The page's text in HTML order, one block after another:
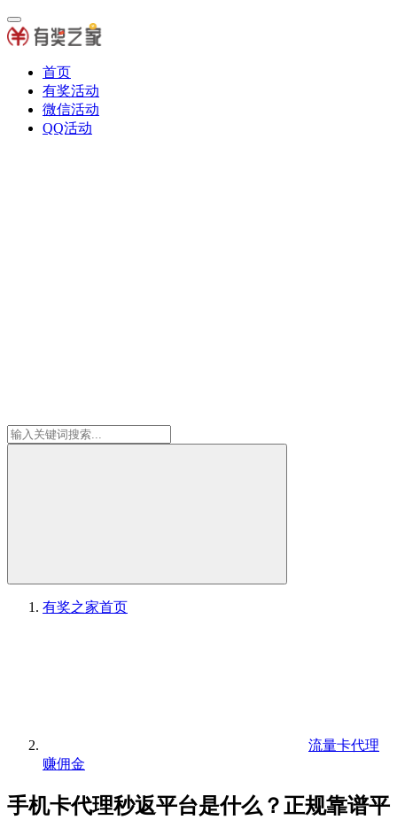
首页
有奖活动
微信活动
QQ活动
有奖之家首页
流量卡代理
赚佣金
手机卡代理秒返平台是什么？正规靠谱平